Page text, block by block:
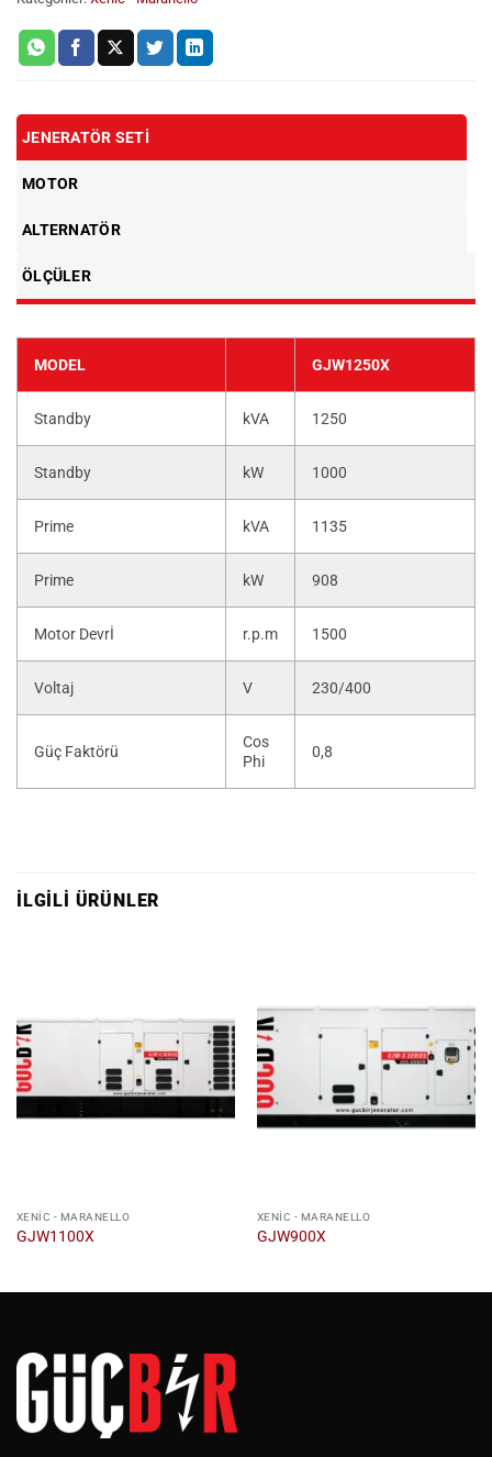
JENERATÖR SETI
MOTOR
ALTERNATÖR
ÖLÇÜLER
MODEL GJW1250X
Standby kVA 1250
Standby kW 1000
Prime kVA 1135
Prime kW 908
Motor Devrİ r.p.m 1500
Voltaj V 230/400
Güç Faktörü
Cos
Phi
0,8
İLGILI ÜRÜNLER
XENIC - MARANELLO
GJW1100X
XENIC - MARANELLO
GJW900X